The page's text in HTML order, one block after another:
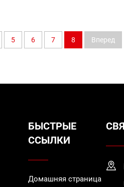
5 6 7 8 Вперед
БЫСТРЫЕ
ССЫЛКИ
Домашняя страница